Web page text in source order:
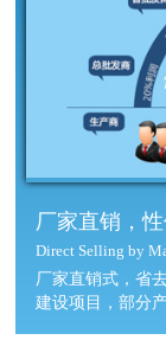
厂家直销，
Direct Selling by
厂家直销式，省
建设项目，部分